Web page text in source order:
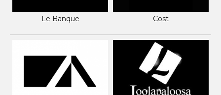
Le Banque Cost